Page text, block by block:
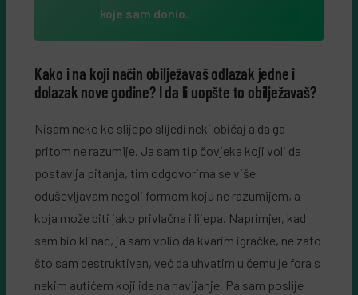
koje sam donio.
Kako i na koji način obilježavaš odlazak jedne i
dolazak nove godine? I da li uopšte to obilježavaš?
Nisam neko ko slijepo slijedi neki običaj a da ga
pritom ne razumije. Ja sam tip čovjeka koji voli da
postavlja pitanja, tim odgovorima se više
oduševljavam negoli formom koju ne razumijem, a
koja može biti jako privlačna i lijepa. Naprimjer, kad
sam bio klinac, ja sam volio da kvarim igračke, ne zato
što sam destruktivan, već da uhvatim u čemu je fora s
nekim autićem koji ide na navijanje. Pa sam poslije